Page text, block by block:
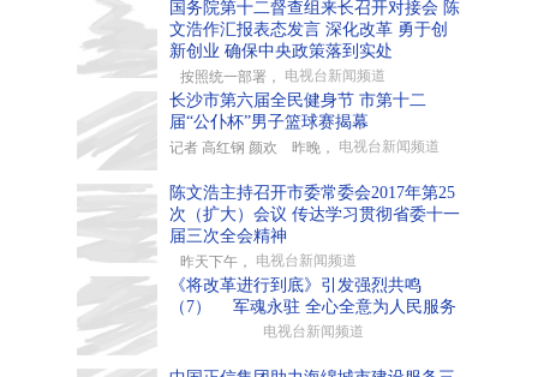
国务院第十二督查组来长召开对接会 陈
文浩作汇报表态发言 深化改革 勇于创
新创业 确保中央政策落到实处
按照统一部署， 电视台新闻频道
长沙市第六届全民健身节 市第十二
届“公仆杯”男子篮球赛揭幕
记者 高红钢 颜欢 昨晚， 电视台新闻频道
陈文浩主持召开市委常委会2017年第25
次（扩大）会议 传达学习贯彻省委十一
届三次全会精神
昨天下午， 电视台新闻频道
《将改革进行到底》引发强烈共鸣
（7） 军魂永驻 全心全意为人民服务
电视台新闻频道